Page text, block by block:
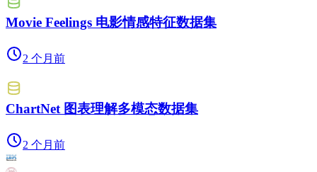
Movie Feelings 电影情感特征数据集
2 个月前
ChartNet 图表理解多模态数据集
2 个月前